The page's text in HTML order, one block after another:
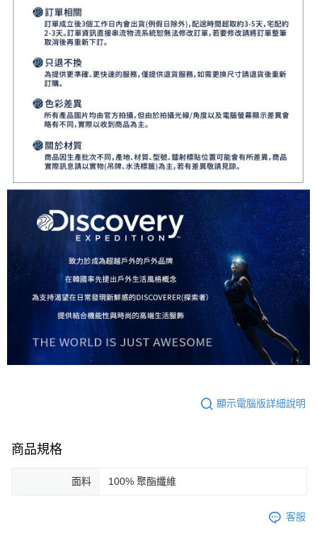
顯示電腦版詳細說明
商品規格
面料 100% 聚酯纖維
客服